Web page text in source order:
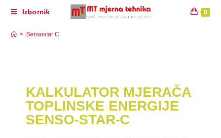
Izbornik 0
> Sensostar C
KALKULATOR MJERAČA
TOPLINSKE ENERGIJE
SENSO-STAR-C